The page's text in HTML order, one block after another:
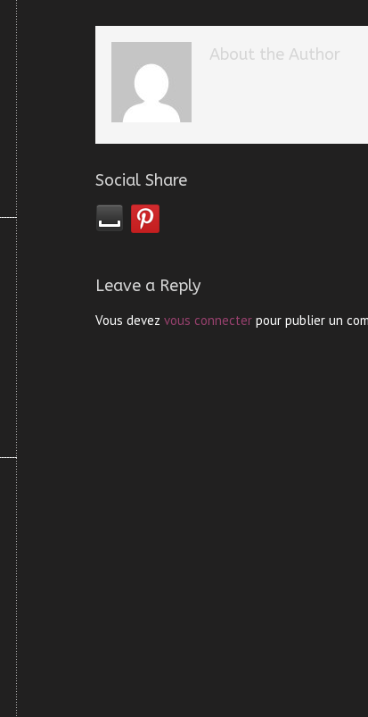
About the Author
Social Share
Leave a Reply
Vous devez vous connecter pour publier un